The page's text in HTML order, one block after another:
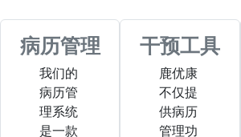
病历管理
我们的
病历管
理系统
是一款
干预工具
鹿优康
不仅提
供病历
管理功